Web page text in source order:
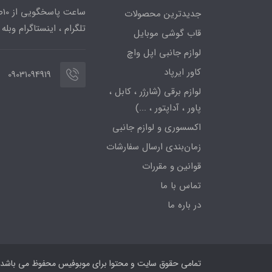
جدیدترین محصولات
قاب گوشی موبایل
لوازم جانبی اپل واچ
کاور ایرپاد
لوازم برقی (شارژر ، کابل ،
پاور ، آداپتور ، ...)
اکسسوری و لوازم جانبی
زمان‌بندی ارسال سفارشات
قوانین و مقررات
تماس با ما
در باره ما
تلگرام ، اینستاگرام وبله
09031094919
تمامی حقوق سایت و محتوا برای موبوفیس محفوظ می باشد